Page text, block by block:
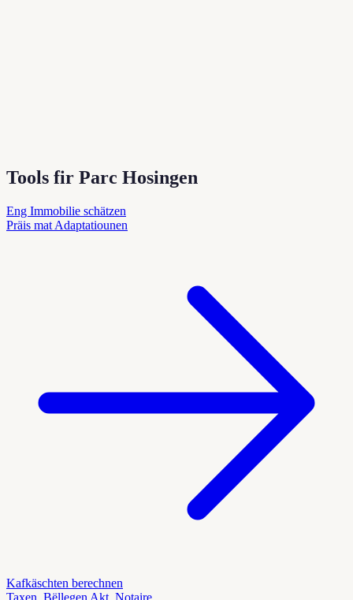
Tools fir Parc Hosingen
Eng Immobilie schätzen
Präis mat Adaptatiounen
Kafkäschten berechnen
Taxen, Bëllegen Akt, Notaire